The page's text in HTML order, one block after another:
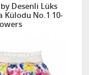
Desenli Lüks
Külodu No.1 10-